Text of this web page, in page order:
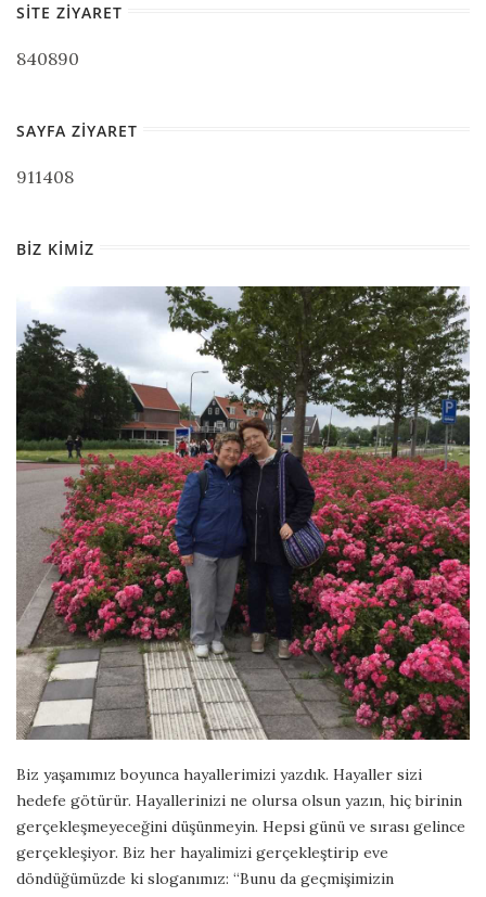
SITE ZIYARET
840890
SAYFA ZIYARET
911408
BIZ KIMIZ
Biz yaşamımız boyunca hayallerimizi yazdık. Hayaller sizi
hedefe götürür. Hayallerinizi ne olursa olsun yazın, hiç birinin
gerçekleşmeyeceğini düşünmeyin. Hepsi günü ve sırası gelince
gerçekleşiyor. Biz her hayalimizi gerçekleştirip eve
döndüğümüzde ki sloganımız: “Bunu da geçmişimizin